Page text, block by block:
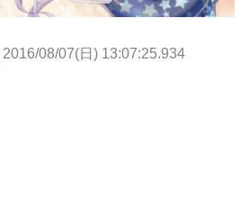
2016/08/07(日) 13:07:25.934